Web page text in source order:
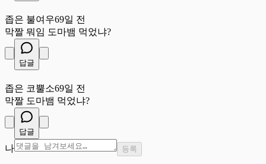
좁은 불여우69일 전
막짤 뭐임 도마뱀 먹었냐?
답글
좁은 코뿔소69일 전
막짤 도마뱀 먹었냐?
답글
나 등록